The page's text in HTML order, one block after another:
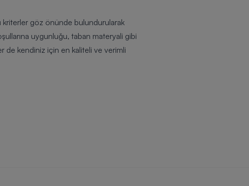
kriterler göz önünde bulundurularak
uygunluğu, taban materyali gibi
de kendiniz için en kaliteli ve verimli